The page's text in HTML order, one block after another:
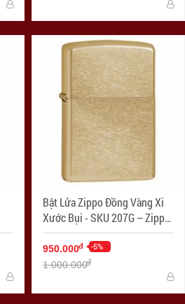
Bật Lửa Zippo Đồng Vàng Xi
Xước Bụi - SKU 207G – Zippo
Gold Dust
950.000đ -5%
1.000.000đ